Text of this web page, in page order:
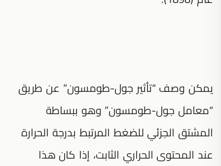
يمكن وصف “تأثير جول-طومسون” عن طريق
“معامل جول-طومسون” وهو ببساطة
المشتق الجزئي للضغط المرتبط بدرجة الحرارة
عند المحتوى الحراري الثابت، إذا كان هذا